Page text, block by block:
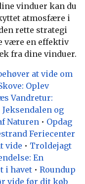
vinduer kan du
atmosfære i
rette strategi
være en effektiv
fra dine vinduer.
at vide om
Oplev
Vandretur:
Jeksendalen og
Naturen • Opdag
Feriecenter
vide • Troldejagt
En
i havet • Roundup
vide før dit køb